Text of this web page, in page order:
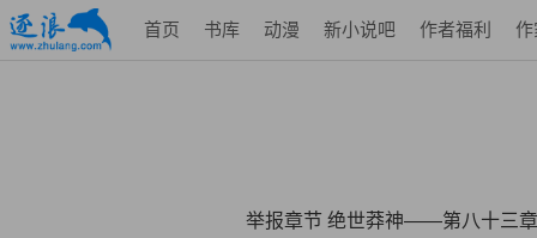
首页 书库 动漫 新小说吧 作者福利 作
举报章节 绝世莽神——第八十三